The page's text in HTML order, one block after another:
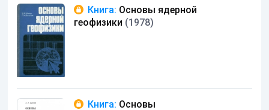
Книга: Основы ядерной
геофизики (1978)
Книга: Основы